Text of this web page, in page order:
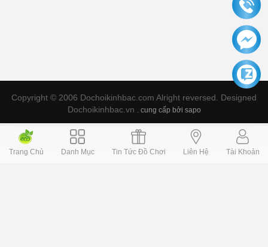
Copyright © 2006 Dochoikinhbac.com Alright reversed. Designed
Dochoikinhbac.vn
cung cấp bởi sapo
Trang Chủ Danh Mục Tin Tức Đồ Chơi Liên Hệ Tài Khoản